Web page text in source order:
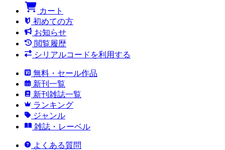
カート
初めての方
お知らせ
閲覧履歴
シリアルコードを利用する
無料・セール作品
新刊一覧
新刊雑誌一覧
ランキング
ジャンル
雑誌・レーベル
よくある質問